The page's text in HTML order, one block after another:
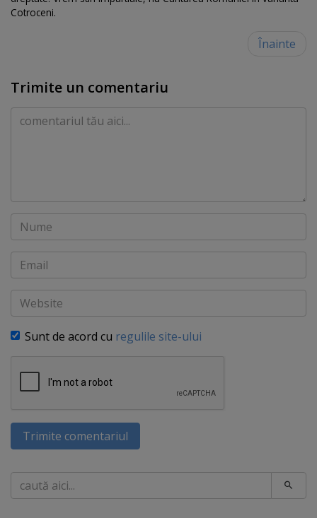
Cotroceni.
Înainte
Trimite un comentariu
Comentariu
Nume
Email
Website
Sunt de acord cu regulile site-ului
Trimite comentariul
Caută